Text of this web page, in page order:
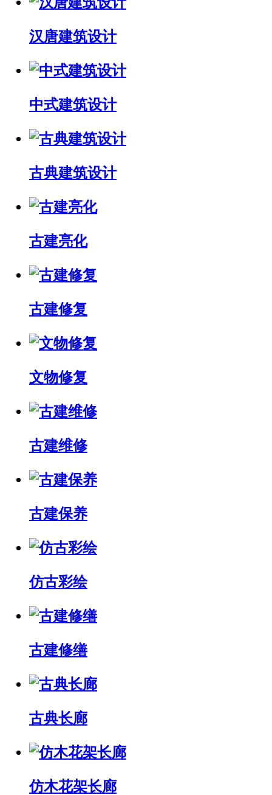
汉唐建筑设计
中式建筑设计
古典建筑设计
古建亮化
古建修复
文物修复
古建维修
古建保养
仿古彩绘
古建修缮
古典长廊
仿木花架长廊